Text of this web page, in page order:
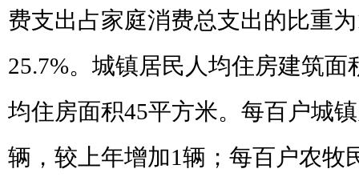
费支出占家庭消费总支出的比重为
25.7%。城镇居民人均住房建筑面
均住房面积45平方米。每百户城
辆，较上年增加1辆；每百户农牧